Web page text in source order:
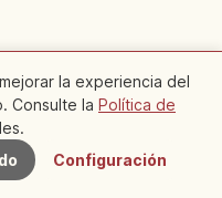
Cercanos
la experiencia del
Consulte la Política de
Configuración